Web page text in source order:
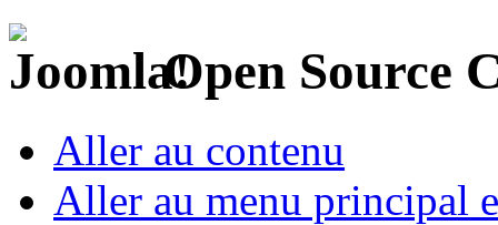
Open Source
Aller au contenu
Aller au menu principal